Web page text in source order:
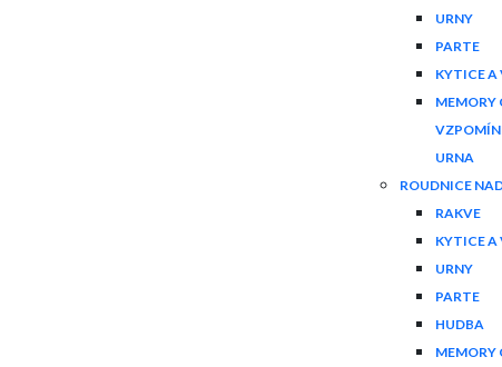
URNY
PARTE
KYTICE A
MEMORY
URNA
ROUDNICE
RAKVE
KYTICE A
URNY
PARTE
HUDBA
MEMORY